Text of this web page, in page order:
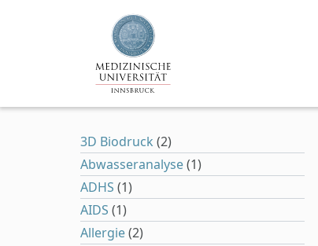
Zum Hauptinhalt springen
3D Biodruck (2)
Abwasseranalyse(1)
ADHS (1)
AIDS (1)
Allergie(2)